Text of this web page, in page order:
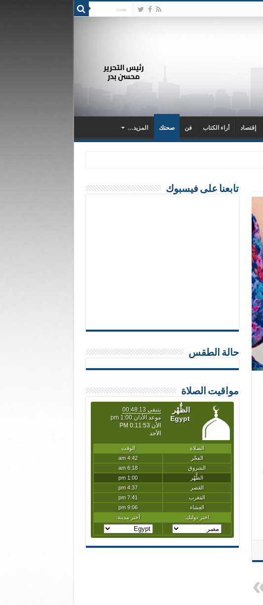
إقتصاد أراء الكتاب فن صحتك المزيد…
تابعنا على فيسبوك
حالة الطقس
مواقيت الصلاة